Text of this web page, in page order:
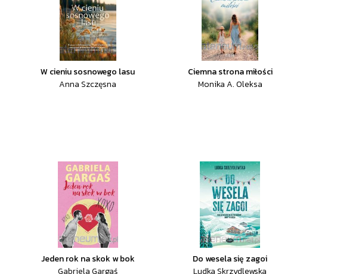
W cieniu sosnowego lasu
Anna Szczęsna
Ciemna strona miłości
Monika A. Oleksa
Jeden rok na skok w bok
Gabriela Gargaś
Do wesela się zagoi
Ludka Skrzydlewska